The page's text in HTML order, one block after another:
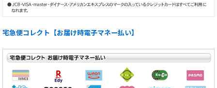
宅急便コレクト【お届け時電子マネー払い】